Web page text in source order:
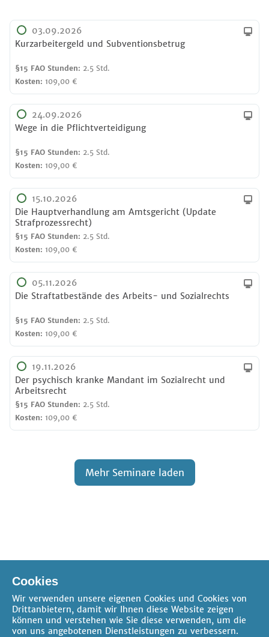
03.09.2026
Kurzarbeitergeld und Subventionsbetrug
§15 FAO Stunden: 2.5 Std.
Kosten: 109,00 €
24.09.2026
Wege in die Pflichtverteidigung
§15 FAO Stunden: 2.5 Std.
Kosten: 109,00 €
15.10.2026
Die Hauptverhandlung am Amtsgericht (Update
Strafprozessrecht)
§15 FAO Stunden: 2.5 Std.
Kosten: 109,00 €
05.11.2026
Die Straftatbestände des Arbeits- und Sozialrechts
§15 FAO Stunden: 2.5 Std.
Kosten: 109,00 €
19.11.2026
Der psychisch kranke Mandant im Sozialrecht und
Arbeitsrecht
§15 FAO Stunden: 2.5 Std.
Kosten: 109,00 €
Mehr Seminare laden
Verfügbare Pakete
Cookies
Wir verwenden unsere eigenen Cookies und Cookies von
Drittanbietern, damit wir Ihnen diese Website zeigen
können und verstehen wie Sie diese verwenden, um die
von uns angebotenen Dienstleistungen zu verbessern.